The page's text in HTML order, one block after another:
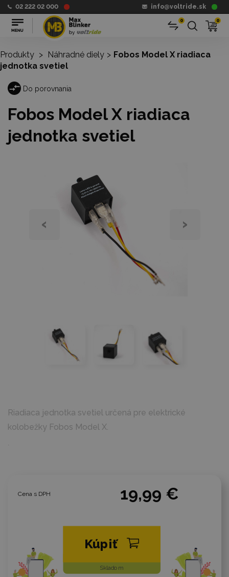
02 222 02 000 info@voltride.sk
0 0
Produkty > Náhradné diely > Fobos Model X riadiaca
jednotka svetiel
Do porovnania
Fobos Model X riadiaca
jednotka svetiel
‹ ›
Riadiaca jednotka svetiel určená pre elektrické
kolobežky Fobos Model X.
`
Cena s DPH 19,99 €
Skladom
Kúpiť